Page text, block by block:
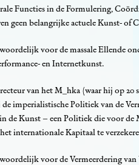
Functies in de Formulering,
geen belangrijke actuele Kunst-
voor de massale Ellende
en Internetkunst.
van het M_hka (waar hij op
de imperialistische Politiek van de
de Kunst – een Politiek die voor de
internationale Kapitaal te
voor de Vermeerdering